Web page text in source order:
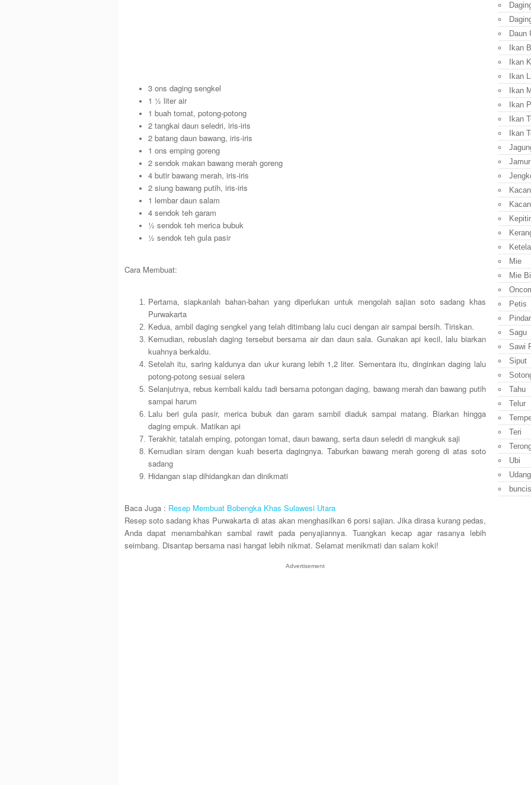
3 ons daging sengkel
1 ½ liter air
1 buah tomat, potong-potong
2 tangkai daun seledri, iris-iris
2 batang daun bawang, iris-iris
1 ons emping goreng
2 sendok makan bawang merah goreng
4 butir bawang merah, iris-iris
2 siung bawang putih, iris-iris
1 lembar daun salam
4 sendok teh garam
½ sendok teh merica bubuk
½ sendok teh gula pasir
Cara Membuat:
Pertama, siapkanlah bahan-bahan yang diperlukan untuk mengolah sajian soto sadang khas
Purwakarta
Kedua, ambil daging sengkel yang telah ditimbang lalu cuci dengan air sampai bersih. Tiriskan.
Kemudian, rebuslah daging tersebut bersama air dan daun sala. Gunakan api kecil, lalu biarkan
kuahnya berkaldu.
Setelah itu, saring kaldunya dan ukur kurang lebih 1,2 liter. Sementara itu, dinginkan daging lalu
potong-potong sesuai selera
Selanjutnya, rebus kembali kaldu tadi bersama potongan daging, bawang merah dan bawang putih
sampai harum
Lalu beri gula pasir, merica bubuk dan garam sambil diaduk sampai matang. Biarkan hingga
daging empuk. Matikan api
Terakhir, tatalah emping, potongan tomat, daun bawang, serta daun seledri di mangkuk saji
Kemudian siram dengan kuah beserta dagingnya. Taburkan bawang merah goreng di atas soto
sadang
Hidangan siap dihidangkan dan dinikmati
Baca Juga : Resep Membuat Bobengka Khas Sulawesi Utara
Resep soto sadang khas Purwakarta di atas akan menghasilkan 6 porsi sajian. Jika dirasa kurang pedas,
Anda dapat menambahkan sambal rawit pada penyajiannya. Tuangkan kecap agar rasanya lebih
seimbang. Disantap bersama nasi hangat lebih nikmat. Selamat menikmati dan salam koki!
Advertisement
Daun
Ikan
Ikan
Ikan
Ikan
Ikan
Ikan
Ikan
Jamur
Ketela
Mie
Mie
Petis
Sagu
Sawi
Siput
Tahu
Telur
Teri
Ubi
Udang
buncis